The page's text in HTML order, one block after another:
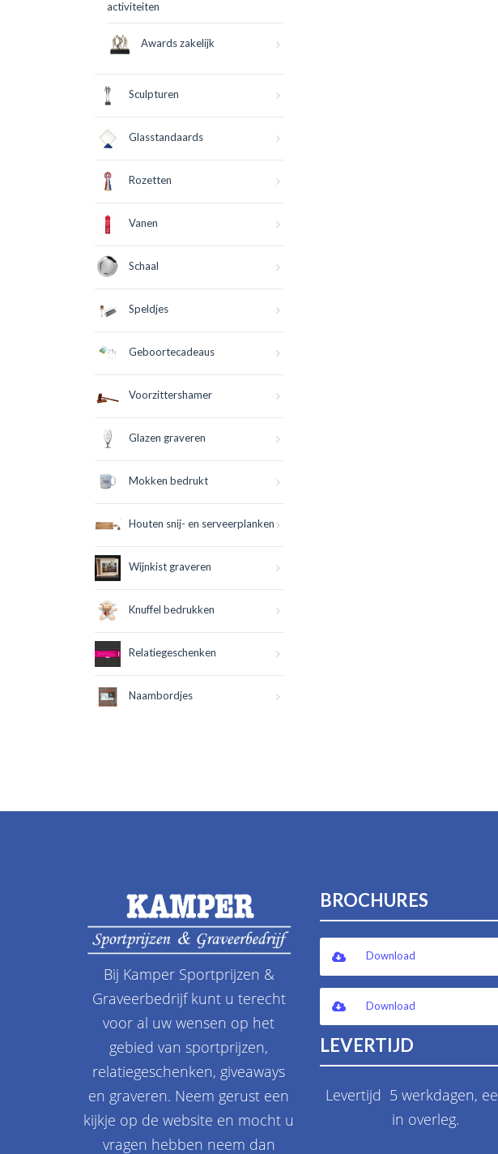
activiteiten
Awards zakelijk
Sculpturen
Glasstandaards
Rozetten
Vanen
Schaal
Speldjes
Geboortecadeaus
Voorzittershamer
Glazen graveren
Mokken bedrukt
Houten snij- en serveerplanken
Wijnkist graveren
Knuffel bedrukken
Relatiegeschenken
Naambordjes
Bij Kamper Sportprijzen &
Graveerbedrijf kunt u terecht
voor al uw wensen op het
gebied van sportprijzen,
relatiegeschenken, giveaways
en graveren. Neem gerust een
kijkje op de website en mocht u
vragen hebben neem dan
BROCHURES
Download
Download
LEVERTIJD
Levertijd 5 werkdagen,
in overleg.